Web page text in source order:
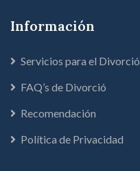
Información
Servicios para el Divorció
FAQ’s de Divorció
Recomendación
Política de Privacidad